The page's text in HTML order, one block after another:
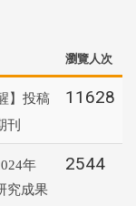
瀏覽人次
】投稿
刊
11628
年
究成果
2544